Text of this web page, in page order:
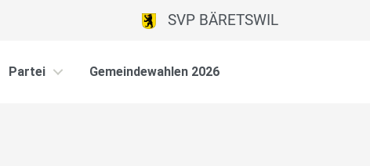
SVP BÄRETSWIL
Partei Gemeindewahlen 2026